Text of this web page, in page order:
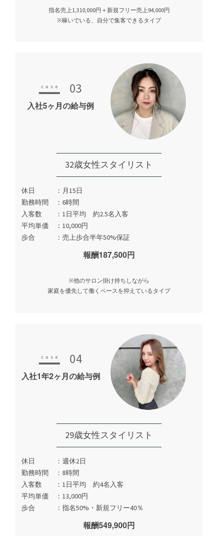
指名売上1,310,000円＋新規フリー売上94,000円
※稼いでいる、自分で集客できるタイプ
03
入社5ヶ月の給与例
32歳女性スタイリスト
休日
月15日
勤務時間
6時間
入客数
1日平均 約2.5名入客
平均単価
10,000円
歩合
売上歩合半年50%保証
報酬187,500円
※他のサロン掛け持ちしながら
家庭を優先して働くペースを抑えているタイプ
04
入社1年2ヶ月の給与例
29歳女性スタイリスト
休日
週休2日
勤務時間
8時間
入客数
1日平均 約4名入客
平均単価
13,000円
歩合
指名50%・新規フリー40％
報酬549,900円